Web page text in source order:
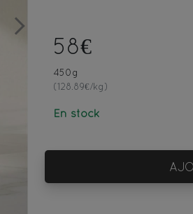
Next
58€
450g
(128.89€/kg)
En stock